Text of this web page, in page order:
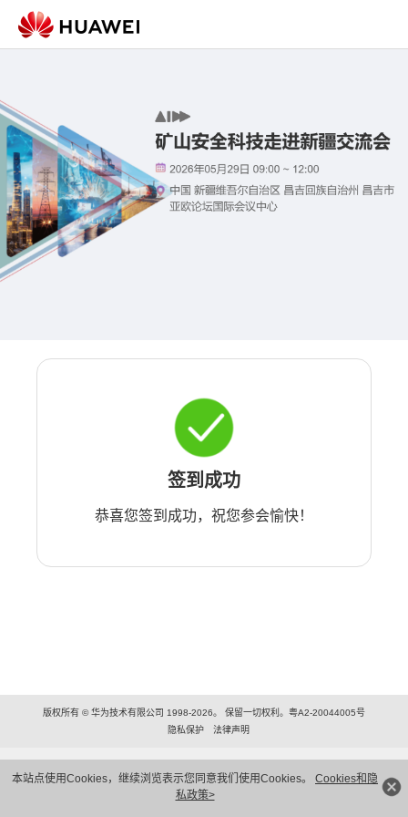
本站点使用Cookies，继续浏览表示您同意我们使用Cookies。 Cookies和隐
私政策>
签到成功
恭喜您签到成功，祝您参会愉快！
版权所有 © 华为技术有限公司 1998-2026。 保留一切权利。粤A2-20044005号
隐私保护
法律声明